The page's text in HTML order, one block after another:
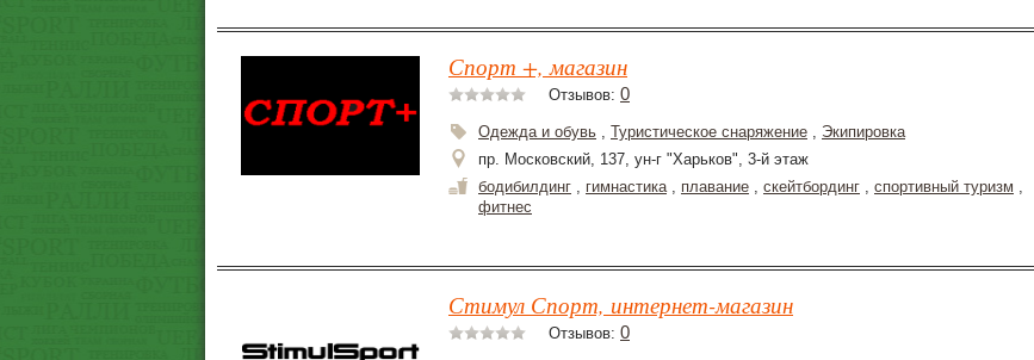
Спорт +, магазин
Отзывов: 0
Одежда и обувь , Туристическое снаряжение , Экипировка
пр. Московский, 137, ун-г "Харьков", 3-й этаж
бодибилдинг , гимнастика, плавание , скейтбординг , спортивный туризм ,
фитнес
Стимул Спорт, интернет-магазин
Отзывов: 0